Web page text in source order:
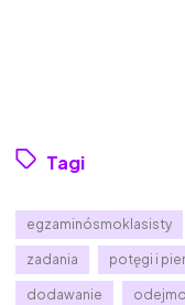
Tagi
egzaminósmoklasisty
zadania potęgi i
dodawanie